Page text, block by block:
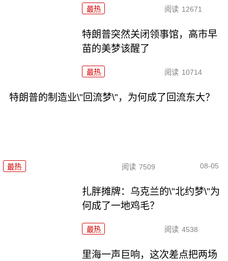
最热 阅读 12671
特朗普突然关闭领事馆，高市早
苗的美梦该醒了
最热 阅读 10714
特朗普的制造业\"回流梦\"，为何成了回流东大？
最热 阅读 7509 08-05
扎胖摊牌：乌克兰的\"北约梦\"为
何成了一地鸡毛？
最热 阅读 4538
里海一声巨响，这次差点把两场